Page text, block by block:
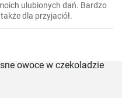
ulubionych dań. Bardzo
dla przyjaciół.